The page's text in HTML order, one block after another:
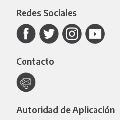
Redes Sociales
Contacto
Autoridad de Aplicación